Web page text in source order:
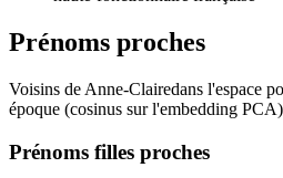
Prénoms proches
Voisins de Anne-Clairedans l'espace
époque (cosinus sur l'embedding
Prénoms filles proches